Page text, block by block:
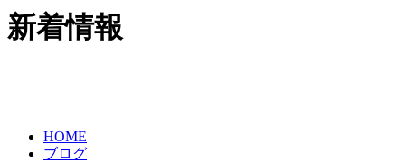
新着情報
HOME
ブログ